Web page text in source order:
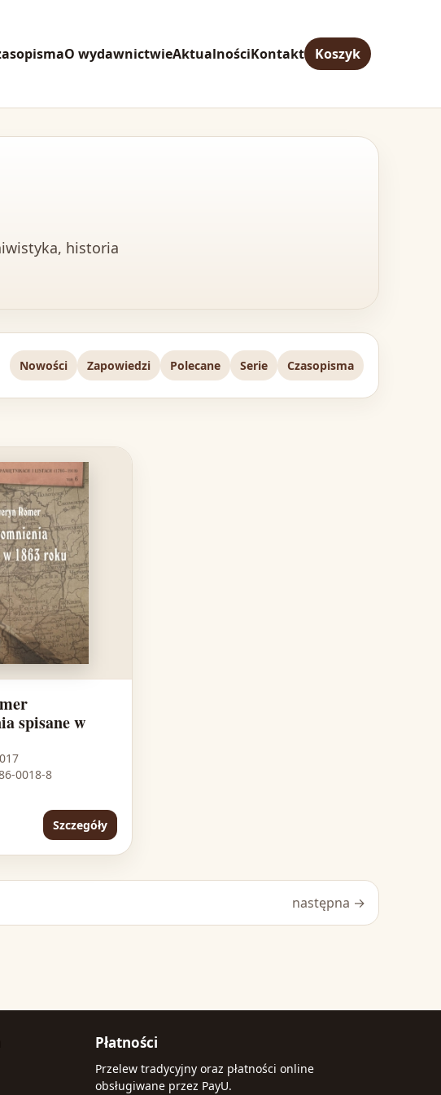
O wydawnictwieAktualnościKontakt Koszyk
historia
Nowości Zapowiedzi Polecane Serie Czasopisma
spisane w
0018-8
Szczegóły
następna →
Płatności
Przelew tradycyjny oraz płatności online
obsługiwane przez PayU.